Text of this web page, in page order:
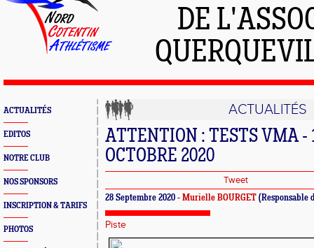
DE
ACTUALITÉS
EDITOS
NOTRE CLUB
NOS SPONSORS
INSCRIPTION & TARIFS
PHOTOS
ACTUALITÉS
ATTENTION : TESTS VMA -
OCTOBRE 2020
Tweet
28 Septembre 2020 - Murielle BOURGET (Responsable
Piste